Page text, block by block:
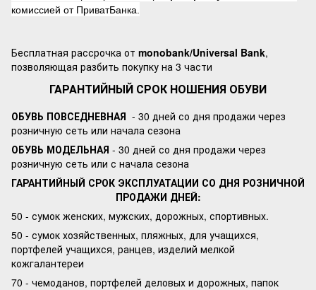
комиссией от ПриватБанка.
Бесплатная рассрочка от monobank/Universal Bank,
позволяющая разбить покупку на 3 части
ГАРАНТИЙНЫЙ СРОК НОШЕНИЯ ОБУВИ
ОБУВЬ ПОВСЕДНЕВНАЯ - 30 дней со дня продажи через
розничную сеть или начала сезона
ОБУВЬ МОДЕЛЬНАЯ - 30 дней со дня продажи через
розничную сеть или с начала сезона
ГАРАНТИЙНЫЙ СРОК ЭКСПЛУАТАЦИИ СО ДНЯ РОЗНИЧНОЙ
ПРОДАЖИ ДНЕЙ:
50 - сумок женских, мужских, дорожных, спортивных.
50 - сумок хозяйственных, пляжных, для учащихся,
портфелей учащихся, ранцев, изделий мелкой
кожгалантереи
70 - чемоданов, портфелей деловых и дорожных, папок